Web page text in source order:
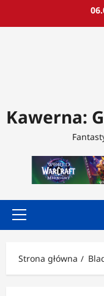
Kawerna:
Menu
Strona główna